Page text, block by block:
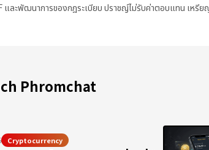
และพัฒนาการของกฎระเบียบ ปราชญ์ไม่รับค่าตอบแทน เหรีย
Phromchat
Cryptocurrency